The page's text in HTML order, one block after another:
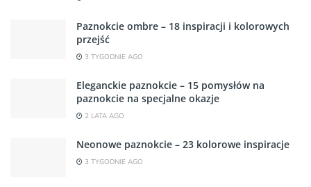
Paznokcie ombre – 18 inspiracji i kolorowych
przejść
3 TYGODNIE AGO
Eleganckie paznokcie – 15 pomysłów na
paznokcie na specjalne okazje
2 LATA AGO
Neonowe paznokcie – 23 kolorowe inspiracje
3 TYGODNIE AGO